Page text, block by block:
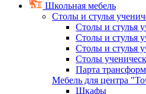
Школьная мебель
Столы и стулья
Столы и стулья
Столы и стулья
Столы и стулья
Столы
Парта
Мебель для центра
Шкафы